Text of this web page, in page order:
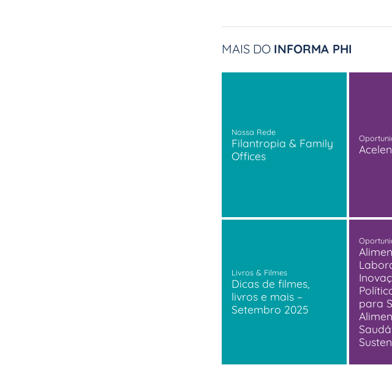
MAIS DO INFORMA PHI
Nossa Rede
Filantropia & Family
Offices
Livros & Filmes
Dicas de filmes,
livros e mais –
Setembro 2025
para